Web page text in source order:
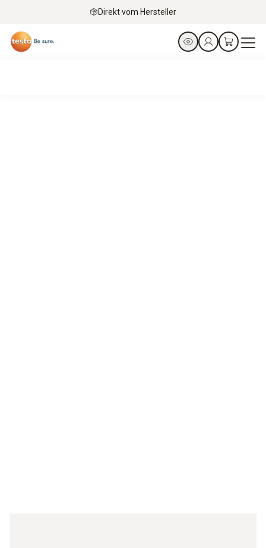
Direkt vom Hersteller